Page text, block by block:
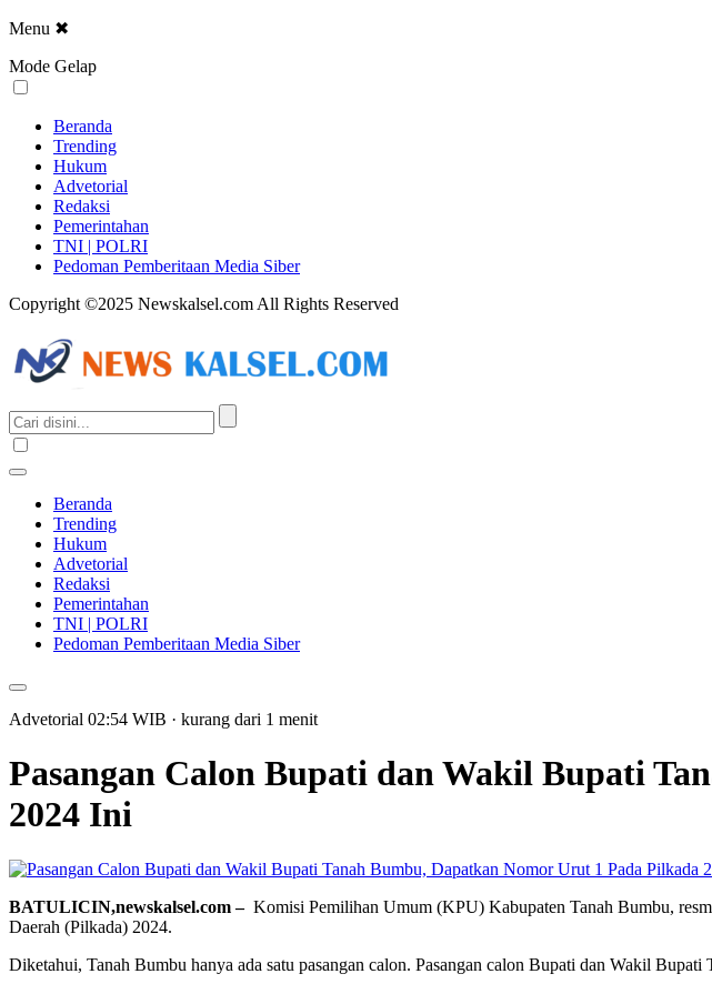
Menu ✖
Mode Gelap
Beranda
Trending
Hukum
Advetorial
Redaksi
Pemerintahan
TNI | POLRI
Pedoman Pemberitaan Media Siber
Copyright ©2025 Newskalsel.com All Rights Reserved
Beranda
Trending
Hukum
Advetorial
Redaksi
Pemerintahan
TNI | POLRI
Pedoman Pemberitaan Media Siber
Advetorial 02:54 WIB · kurang dari 1 menit
Pasangan Calon Bupati dan Wakil Bupati
2024 Ini
BATULICIN,newskalsel.com – Komisi Pemilihan Umum (KPU) Kabupaten Tanah Bumbu,
Daerah (Pilkada) 2024.
Diketahui, Tanah Bumbu hanya ada satu pasangan calon. Pasangan calon Bupati dan Wakil